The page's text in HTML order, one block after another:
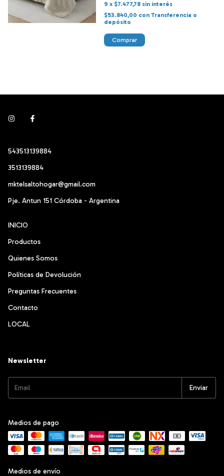
9 x $7.477,78 sin interés
$53.840,00 con Transferencia o
depósito
Comprar
543513139884
3513139884
mktelsaltohogar@gmail.com
Pje. Antun 151 Córdoba - Argentina
INICIO
Productos
Quienes Somos
Políticas de Devolución
Preguntas Frecuentes
Contacto
LOCAL
Newsletter
Medios de pago
Medios de envío